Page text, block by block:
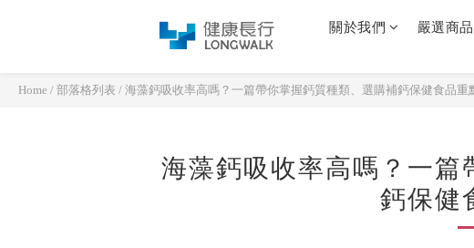
關於我們 嚴選商品
Home / 部落格列表 / 海藻鈣吸收率高嗎？一篇帶你掌握鈣質種類、選購補鈣保健食品重
海藻鈣吸收率高嗎？一篇
鈣保健